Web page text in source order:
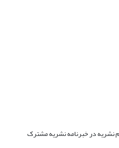
نشریه در خبرنامه نشریه مشترک